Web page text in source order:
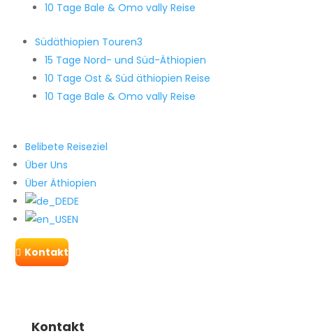
10 Tage Bale & Omo vally Reise
Südäthiopien Touren3
15 Tage Nord- und Süd-Äthiopien
10 Tage Ost & Süd äthiopien Reise
10 Tage Bale & Omo vally Reise
Belibete Reiseziel
Über Uns
Über Äthiopien
DE
EN
 Kontakt
Kontakt